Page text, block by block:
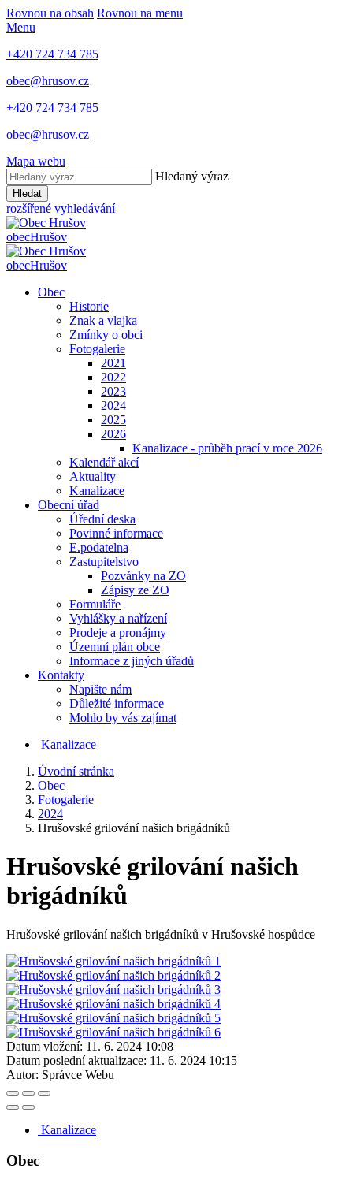
Rovnou na obsah Rovnou na menu
Menu
+420 724 734 785
obec@hrusov.cz
+420 724 734 785
obec@hrusov.cz
Mapa webu
Hledaný výraz
Hledat
rozšířené vyhledávání
obecHrušov
obecHrušov
Obec
Historie
Znak a vlajka
Zmínky o obci
Fotogalerie
2021
2022
2023
2024
2025
2026
Kanalizace - průběh prací v roce 2026
Kalendář akcí
Aktuality
Kanalizace
Obecní úřad
Úřední deska
Povinné informace
E.podatelna
Zastupitelstvo
Pozvánky na ZO
Zápisy ze ZO
Formuláře
Vyhlášky a nařízení
Prodeje a pronájmy
Územní plán obce
Informace z jiných úřadů
Kontakty
Napište nám
Důležité informace
Mohlo by vás zajímat
Kanalizace
Úvodní stránka
Obec
Fotogalerie
2024
Hrušovské grilování našich brigádníků
Hrušovské grilování našich
brigádníků
Hrušovské grilování našich brigádníků v Hrušovské hospůdce
Datum vložení: 11. 6. 2024 10:08
Datum poslední aktualizace: 11. 6. 2024 10:15
Autor: Správce Webu
Kanalizace
Obec